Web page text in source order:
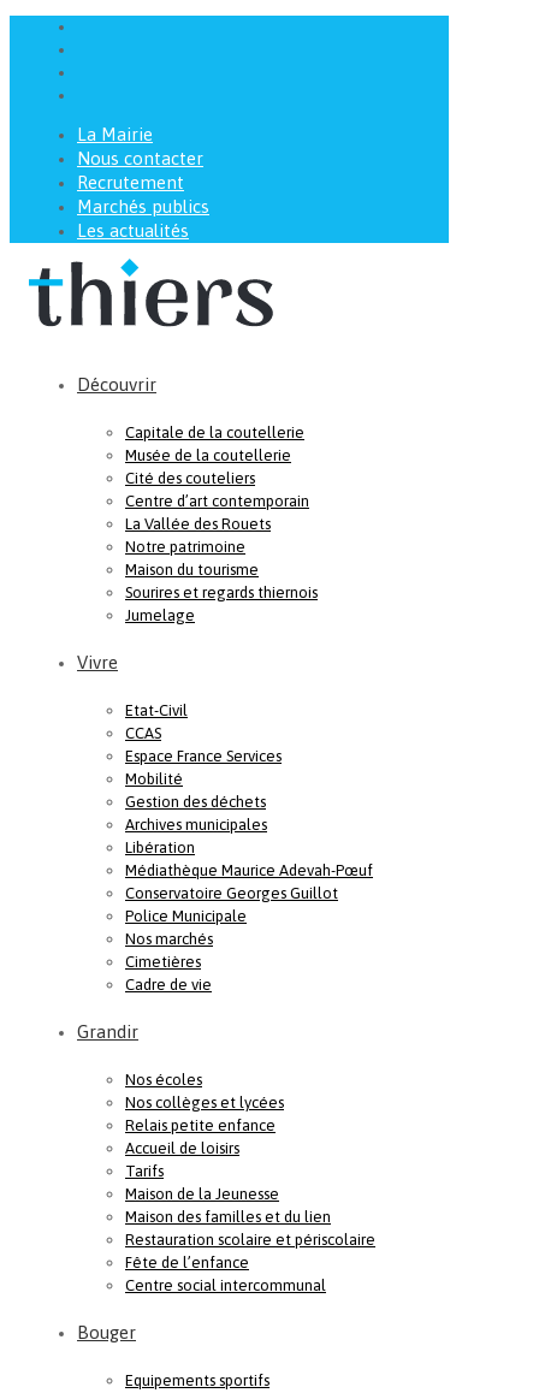
La Mairie
Nous contacter
Recrutement
Marchés publics
Les actualités
Découvrir
Capitale de la coutellerie
Musée de la coutellerie
Cité des couteliers
Centre d’art contemporain
La Vallée des Rouets
Notre patrimoine
Maison du tourisme
Sourires et regards thiernois
Jumelage
Vivre
Etat-Civil
CCAS
Espace France Services
Mobilité
Gestion des déchets
Archives municipales
Libération
Médiathèque Maurice Adevah-Pœuf
Conservatoire Georges Guillot
Police Municipale
Nos marchés
Cimetières
Cadre de vie
Grandir
Nos écoles
Nos collèges et lycées
Relais petite enfance
Accueil de loisirs
Tarifs
Maison de la Jeunesse
Maison des familles et du lien
Restauration scolaire et périscolaire
Fête de l’enfance
Centre social intercommunal
Bouger
Equipements sportifs